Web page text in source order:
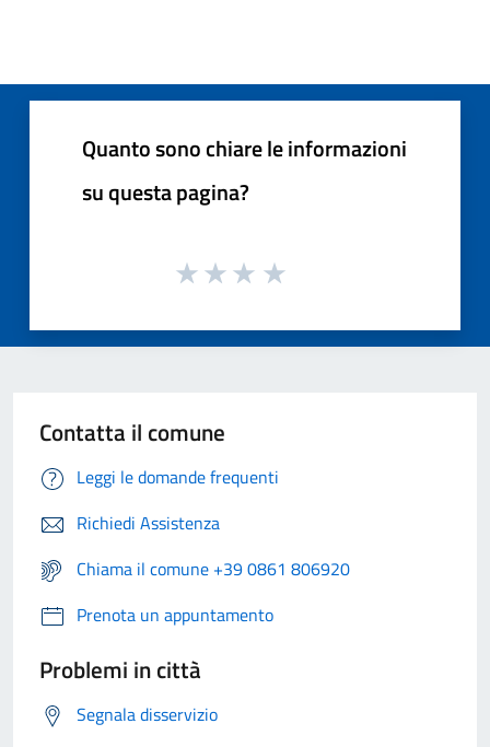
Quanto sono chiare le informazioni
su questa pagina?
Contatta il comune
Leggi le domande frequenti
Richiedi Assistenza
Chiama il comune +39 0861 806920
Prenota un appuntamento
Problemi in città
Segnala disservizio